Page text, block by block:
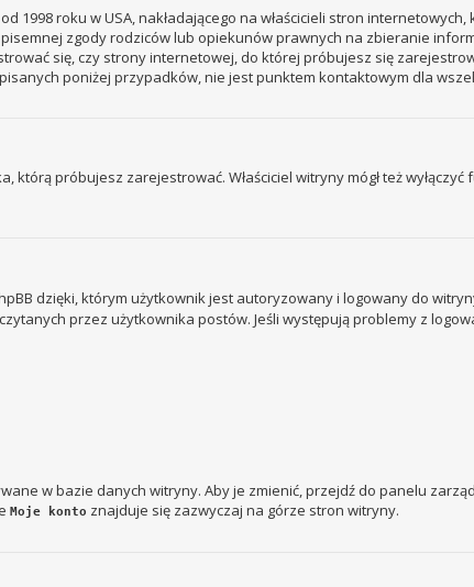
1998 roku w USA, nakładającego na właścicieli stron
zgody rodziców lub opiekunów prawnych na zbieranie
się, czy strony internetowej, do której próbujesz się
poniżej przypadków, nie jest punktem kontaktowym dla
którą próbujesz zarejestrować. Właściciel witryny mógł też
dzięki, którym użytkownik jest autoryzowany i logowany do
przez użytkownika postów. Jeśli występują problemy z
w bazie danych witryny. Aby je zmienić, przejdź do panelu
Moje konto znajduje się zazwyczaj na górze stron witryny.